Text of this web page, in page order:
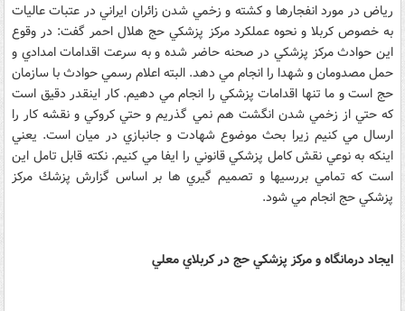
رياض در مورد انفجارها و كشته و زخمي شدن زائران ايراني در عتبات عاليات
به خصوص كربلا و نحوه عملكرد مركز پزشكي حج هلال احمر گفت: در وقوع
اين حوادث مركز پزشكي در صحنه حاضر شده و به سرعت اقدامات امدادي و
حمل مصدومان و شهدا را انجام مي دهد. البته اعلام رسمي حوادث با سازمان
حج است و ما تنها اقدامات پزشكي را انجام مي دهيم. كار اينقدر دقيق است
كه حتي از زخمي شدن انگشت هم نمي گذريم و حتي كروكي و نقشه كار را
ارسال مي كنيم زيرا بحث موضوع شهادت و جانبازي در ميان است. يعني
اينكه به نوعي نقش كامل پزشكي قانوني را ايفا مي كنيم. نكته قابل تامل اين
است كه تمامي بررسيها و تصميم گيري ها بر اساس گزارش پزشك مركز
پزشكي حج انجام مي شود.
ايجاد درمانگاه و مركز پزشكي حج در كربلاي معلي